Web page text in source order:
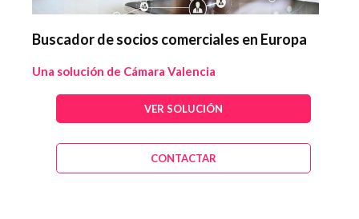
Buscador de socios comerciales en Europa
Una solución de Cámara Valencia
VER SOLUCIÓN
CONTACTAR